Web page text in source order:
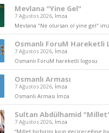
Mevlana "Yine Gel"
7 Ağustos 2026, İmza
Mevlana "Ne olursan ol yine gel"
Osmanlı ForuM Hareketli
7 Ağustos 2026, İmza
Osmanlı ForuM hareketli logosu
Osmanlı Arması
7 Ağustos 2026, İmza
Osmanlı Arması İmza
Sultan Abdülhamid
7 Ağustos 2026, İmza
“Millet birbirini kırıp geçireceğine